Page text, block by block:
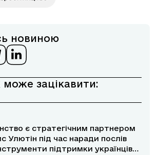
новиною
зацікавити:
є стратегічним партнером
Улютін під час наради послів
підтримки українців